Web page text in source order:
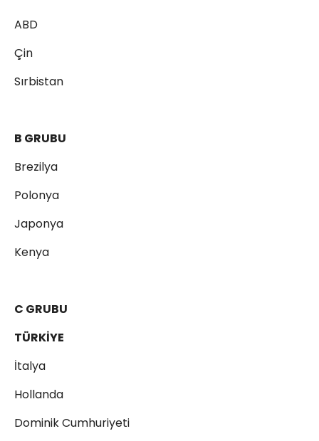
ABD
Çin
Sırbistan
B GRUBU
Brezilya
Polonya
Japonya
Kenya
C GRUBU
TÜRKİYE
İtalya
Hollanda
Dominik Cumhuriyeti